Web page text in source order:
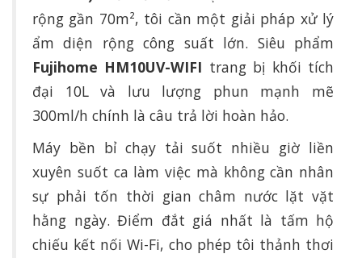
rộng gần 70m², tôi cần một giải pháp xử lý
ẩm diện rộng công suất lớn. Siêu phẩm
Fujihome HM10UV-WIFI trang bị khối tích
đại 10L và lưu lượng phun mạnh mẽ
300ml/h chính là câu trả lời hoàn hảo.
Máy bền bỉ chạy tải suốt nhiều giờ liền
xuyên suốt ca làm việc mà không cần nhân
sự phải tốn thời gian châm nước lặt vặt
hằng ngày. Điểm đắt giá nhất là tấm hộ
chiếu kết nối Wi-Fi, cho phép tôi thảnh thơi